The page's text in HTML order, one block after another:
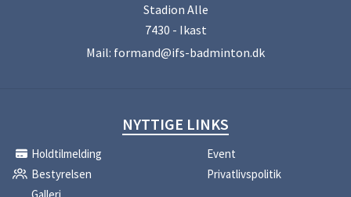
Stadion Alle
7430 - Ikast
Mail: formand@ifs-badminton.dk
NYTTIGE LINKS
Holdtilmelding
Event
Bestyrelsen
Privatlivspolitik
Galleri